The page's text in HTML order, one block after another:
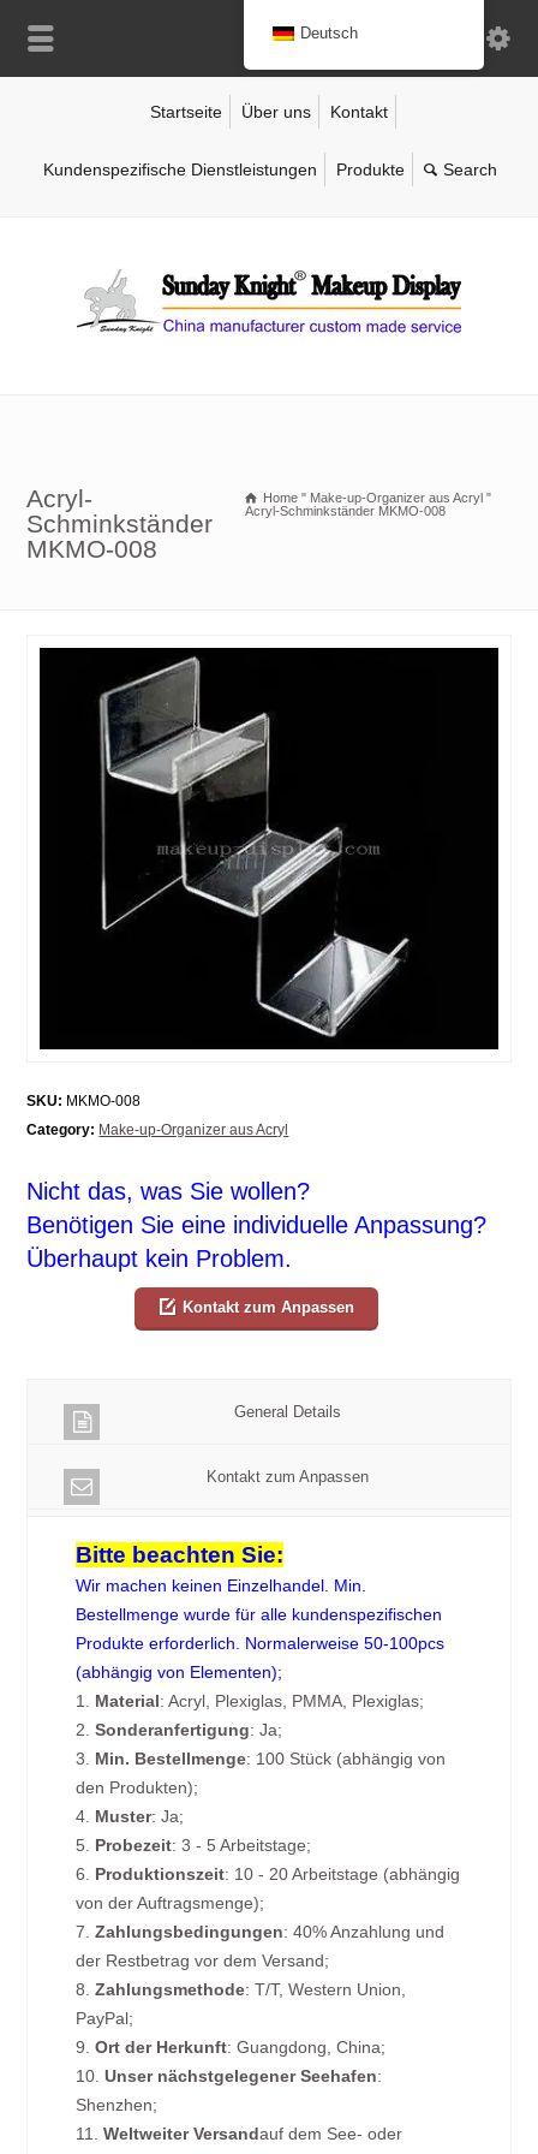
Startseite Über uns Kontakt
Kundenspezifische Dienstleistungen Produkte
Acryl-
Schminkständer
MKMO-008
Home " Make-up-Organizer aus Acryl "
Acryl-Schminkständer MKMO-008
SKU: MKMO-008
Category: Make-up-Organizer aus Acryl
Nicht das, was Sie wollen?
Benötigen Sie eine individuelle Anpassung?
Überhaupt kein Problem.
Kontakt zum Anpassen
General Details
Kontakt zum Anpassen
Bitte beachten Sie:
Wir machen keinen Einzelhandel. Min.
Bestellmenge wurde für alle kundenspezifischen
Produkte erforderlich. Normalerweise 50-100pcs
(abhängig von Elementen);
1. Material: Acryl, Plexiglas, PMMA, Plexiglas;
2.Sonderanfertigung: Ja;
3. Min. Bestellmenge: 100 Stück (abhängig von
den Produkten);
4. Muster: Ja;
5.
Probezeit: 3 - 5 Arbeitstage;
6. Produktionszeit: 10 - 20 Arbeitstage (abhängig
von der Auftragsmenge);
7.Zahlungsbedingungen: 40% Anzahlung und
der Restbetrag vor dem Versand;
8.Zahlungsmethode: T/T, Western Union,
PayPal;
9.Ort der Herkunft: Guangdong, China;
10.Unser nächstgelegener Seehafen:
Shenzhen;
11.Weltweiter Versandauf dem See- oder
Deutsch